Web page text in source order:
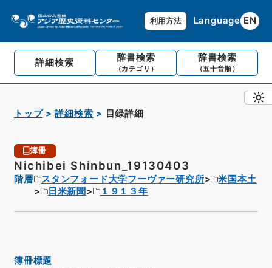
利用方法 Language EN
詳細検索 辞書検索
（カテゴリ）
辞書検索
（五十音順）
トップ 詳細検索 目録詳細
簿冊
Nichibei Shinbun_19130403
階層 スタンフォード大学フーヴァー研究所
米国本土
日米新聞
１９１３年
簿冊標題